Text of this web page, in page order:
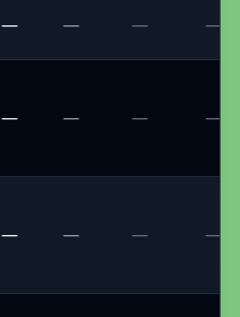
— — — —
— — — —
— — — —